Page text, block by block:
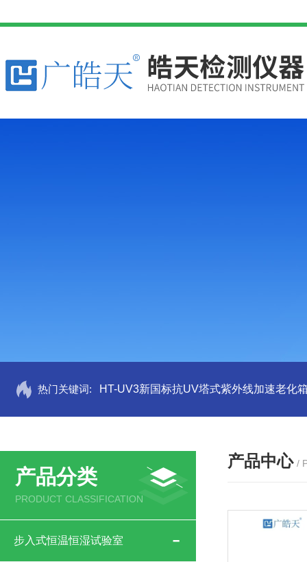
热门关键词: HT-UV3新国标抗UV塔式紫外线加速老化
产品分类
PRODUCT CLASSIFICATION
步入式恒温恒湿试验室
产品中心 /